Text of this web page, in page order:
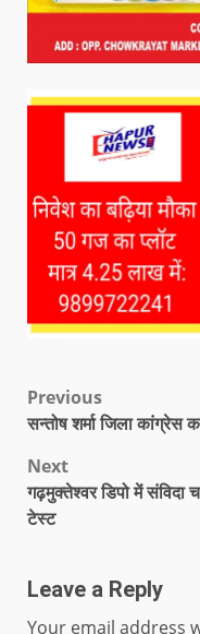
Previous
सन्तोष शर्मा जिला कांग्रेस
Next
गढ़मुक्तेश्वर डिपो में
टेस्ट
Leave a Reply
Your email address